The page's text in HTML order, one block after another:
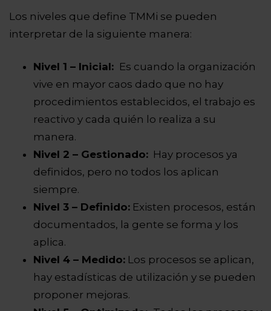
Los niveles que define TMMi se pueden
interpretar de la siguiente manera:
Nivel 1 – Inicial: Es cuando la organización
vive en mayor caos dado que no hay
procedimientos establecidos, el trabajo es
reactivo y cada quién lo realiza a su
manera.
Nivel 2 – Gestionado: Hay procesos ya
definidos, pero no todos los aplican
siempre.
Nivel 3 – Definido: Existen procesos, están
documentados, la gente se forma y los
aplica.
Nivel 4 – Medido: Los procesos se aplican,
hay estadísticas de utilización y se pueden
proponer mejoras.